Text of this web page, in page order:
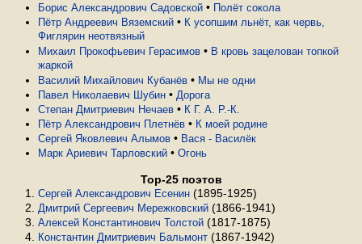
Борис Александрович Садовской • Полёт сокола
Пётр Андреевич Вяземский • К усопшим льнёт, как червь,
Фиглярин неотвязный
Михаил Прокофьевич Герасимов • В кровь зацелован топкой
жаркой
Василий Михайлович Кубанёв • Мы не одни
Павел Николаевич Шубин • Дорога
Степан Дмитриевич Нечаев • К Г. А. Р.-К.
Пётр Александрович Плетнёв • К моей родине
Сергей Яковлевич Алымов • Вася - Василёк
Марк Ариевич Тарловский • Огонь
Top-25 поэтов
Сергей Александрович Есенин (1895-1925)
Дмитрий Сергеевич Мережковский (1866-1941)
Алексей Константинович Толстой (1817-1875)
Константин Дмитриевич Бальмонт (1867-1942)